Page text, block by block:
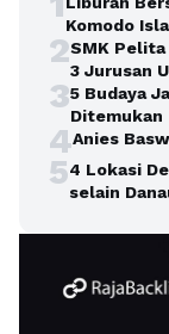
Komodo
2SMK Pelita
3 Jurusan
35 Budaya
Ditemukan
4Anies
54 Lokasi
selain